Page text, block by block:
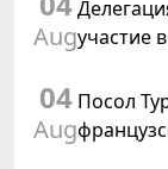
Augучастие
04
Aug
Посол